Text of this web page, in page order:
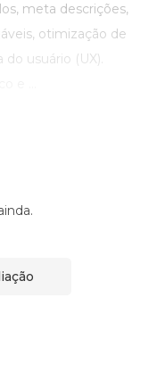
meta descrições,
otimização de
usuário (UX).